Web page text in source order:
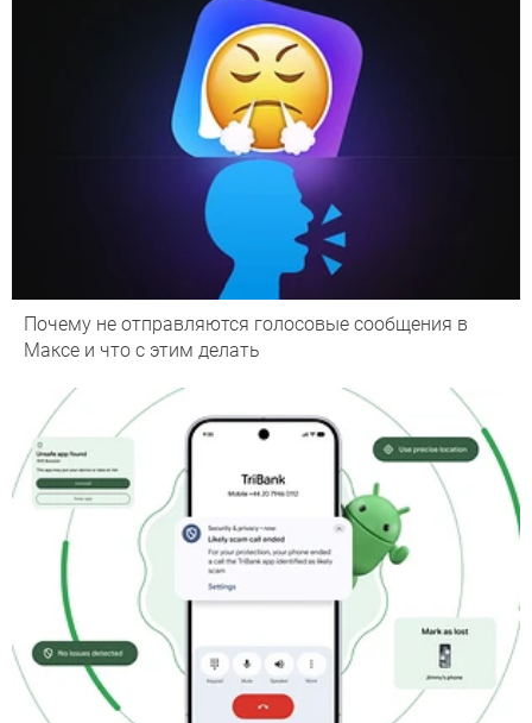
Почему не отправляются голосовые сообщения в
Максе и что с этим делать